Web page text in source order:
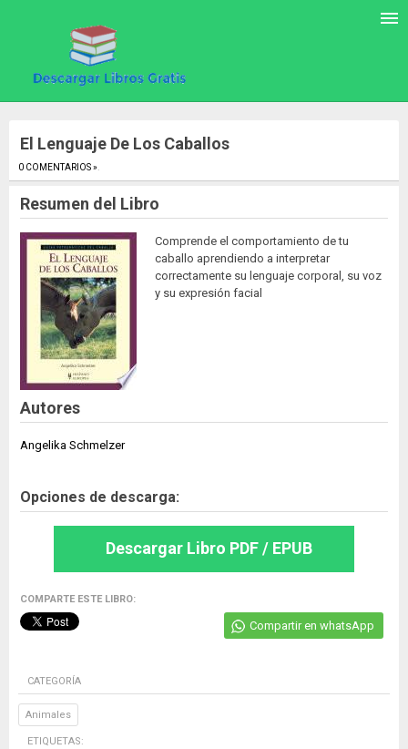
El Lenguaje De Los Caballos
0 COMENTARIOS ».
Resumen del Libro
Comprende el comportamiento de tu
caballo aprendiendo a interpretar
correctamente su lenguaje corporal, su voz
y su expresión facial
Autores
Angelika Schmelzer
Opciones de descarga:
Descargar Libro PDF / EPUB
COMPARTE ESTE LIBRO:
Compartir en whatsApp
CATEGORÍA
Animales
ETIQUETAS: